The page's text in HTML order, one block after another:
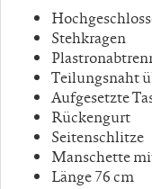
H
Stehkragen
Teilungsnaht
Aufgesetzte
Rückengurt
Seitenschlitze
Manschette
Länge 76 cm